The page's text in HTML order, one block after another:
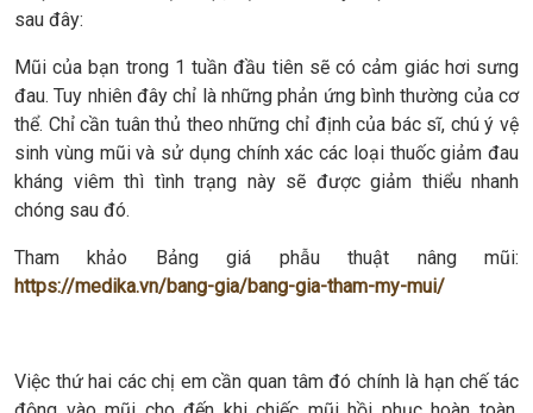
sau đây:
Mũi của bạn trong 1 tuần đầu tiên sẽ có cảm giác hơi sưng
đau. Tuy nhiên đây chỉ là những phản ứng bình thường của cơ
thể. Chỉ cần tuân thủ theo những chỉ định của bác sĩ, chú ý vệ
sinh vùng mũi và sử dụng chính xác các loại thuốc giảm đau
kháng viêm thì tình trạng này sẽ được giảm thiểu nhanh
chóng sau đó.
Tham khảo Bảng giá phẫu thuật nâng mũi:
https://medika.vn/bang-gia/bang-gia-tham-my-mui/
Việc thứ hai các chị em cần quan tâm đó chính là hạn chế tác